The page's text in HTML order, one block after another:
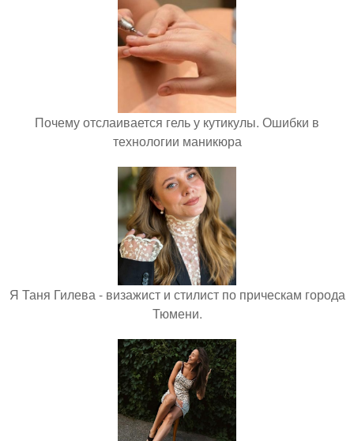
Почему отслаивается гель у кутикулы. Ошибки в
технологии маникюра
Я Таня Гилева - визажист и стилист по прическам города
Тюмени.